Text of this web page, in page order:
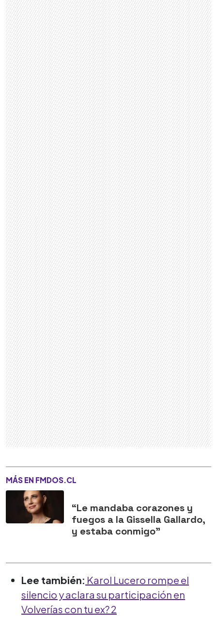
MÁS EN FMDOS.CL
“Le mandaba corazones y
fuegos a la Gissella Gallardo,
y estaba conmigo”
Lee también: Karol Lucero rompe el
silencio y aclara su participación en
Volverías con tu ex? 2